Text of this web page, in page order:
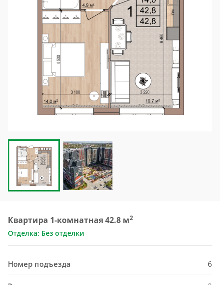
Квартира 1-комнатная 42.8 м2
Отделка: Без отделки
Номер подъезда 6